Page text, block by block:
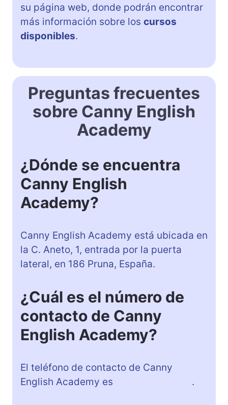
su página web, donde podrán encontrar
más información sobre los cursos
disponibles.
Preguntas frecuentes
sobre Canny English
Academy
¿Dónde se encuentra
Canny English
Academy?
Canny English Academy está ubicada en
la C. Aneto, 1, entrada por la puerta
lateral, en 186 Pruna, España.
¿Cuál es el número de
contacto de Canny
English Academy?
El teléfono de contacto de Canny
English Academy es
.